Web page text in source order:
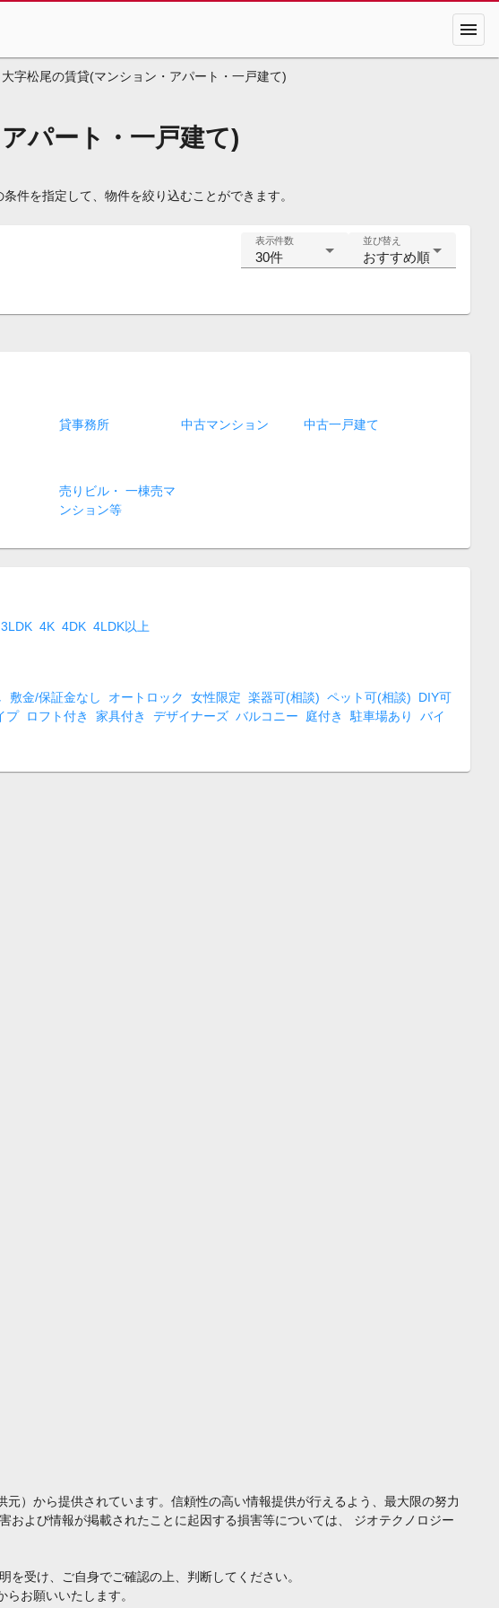
menu
大字松尾の賃貸(マンション・アパート・一戸建て)
パート・一戸建て)
件を指定して、物件を絞り込むことができます。
表示件数
30件
並び替え
おすすめ順
貸事務所 中古マンション 中古一戸建て
売りビル・ 一棟売マ
ンション等
3LDK 4K 4DK 4LDK以上
敷金/保証金なし オートロック 女性限定 楽器可(相談) ペット可(相談)
DIY可
プ ロフト付き 家具付き デザイナーズ バルコニー 庭付き 駐車場あり
バイ
）から提供されています。信頼性の高い情報提供が行えるよう、最大限の努力
よび情報が掲載されたことに起因する損害等については、 ジオテクノロジー
受け、ご自身でご確認の上、判断してください。
らお願いいたします。